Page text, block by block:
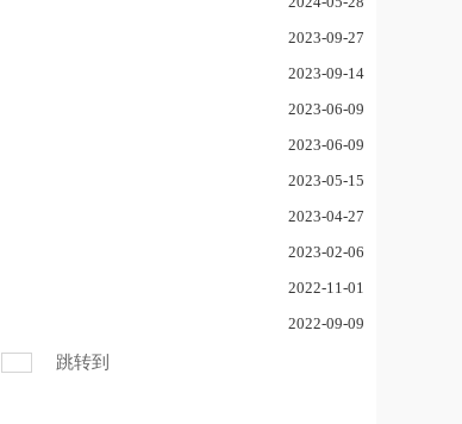
2023-09-27
2023-09-14
2023-06-09
2023-06-09
2023-05-15
2023-04-27
2023-02-06
2022-11-01
2022-09-09
跳转到